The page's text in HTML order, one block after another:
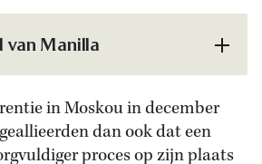
van Manilla
in Moskou in december
dan ook dat een
proces op zijn plaats